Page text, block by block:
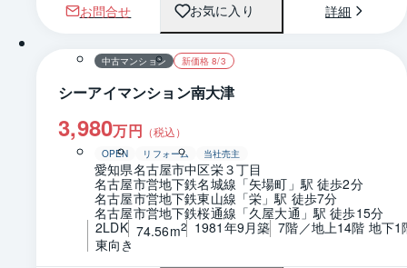
お問合せ お気に入り 詳細
1 / 0 間取り
中古マンション 新価格 8/3
シーアイマンション南大津
3,980万円 （税込）
OPEN リフォーム 当社売主
愛知県名古屋市中区栄３丁目
名古屋市営地下鉄名城線「矢場町」駅 徒歩2分
名古屋市営地下鉄東山線「栄」駅 徒歩7分
名古屋市営地下鉄桜通線「久屋大通」駅 徒歩15分
2LDK 74.56m2 1981年9月築 7階／地上14階 地下1
東向き